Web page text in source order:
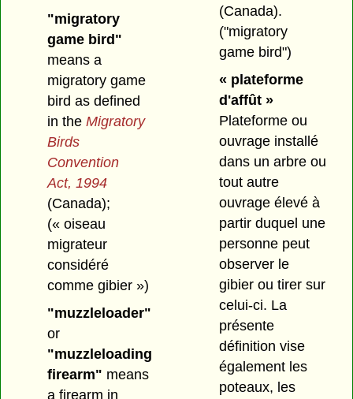
"migratory
game bird"
means a
migratory game
bird as defined
in the Migratory
Birds
Convention
Act, 1994
(Canada);
(« oiseau
migrateur
considéré
comme gibier »)
"muzzleloader"
or
"muzzleloading
firearm" means
a firearm in
(Canada).
("migratory
game bird")
« plateforme
d'affût »
Plateforme ou
ouvrage installé
dans un arbre ou
tout autre
ouvrage élevé à
partir duquel une
personne peut
observer le
gibier ou tirer sur
celui-ci. La
présente
définition vise
également les
poteaux, les